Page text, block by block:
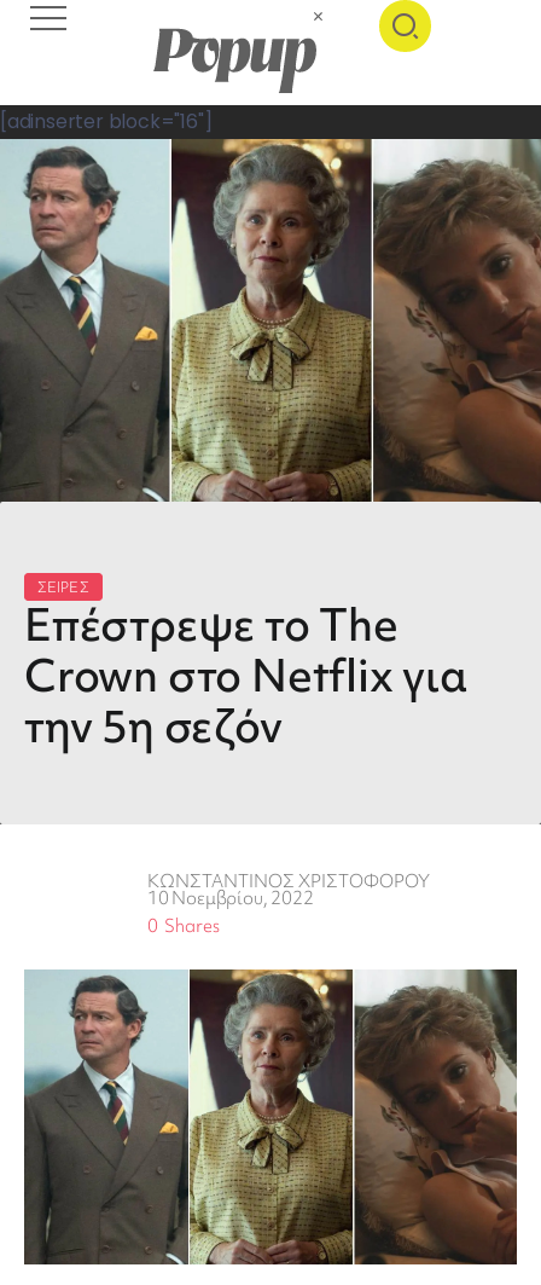
[adinserter block="16"]
ΣΕΙΡΕΣ
Επέστρεψε το The
Crown στο Netflix για
την 5η σεζόν
ΚΩΝΣΤΑΝΤΙΝΟΣ ΧΡΙΣΤΟΦΟΡΟΥ
10 Νοεμβρίου, 2022
Shares
0